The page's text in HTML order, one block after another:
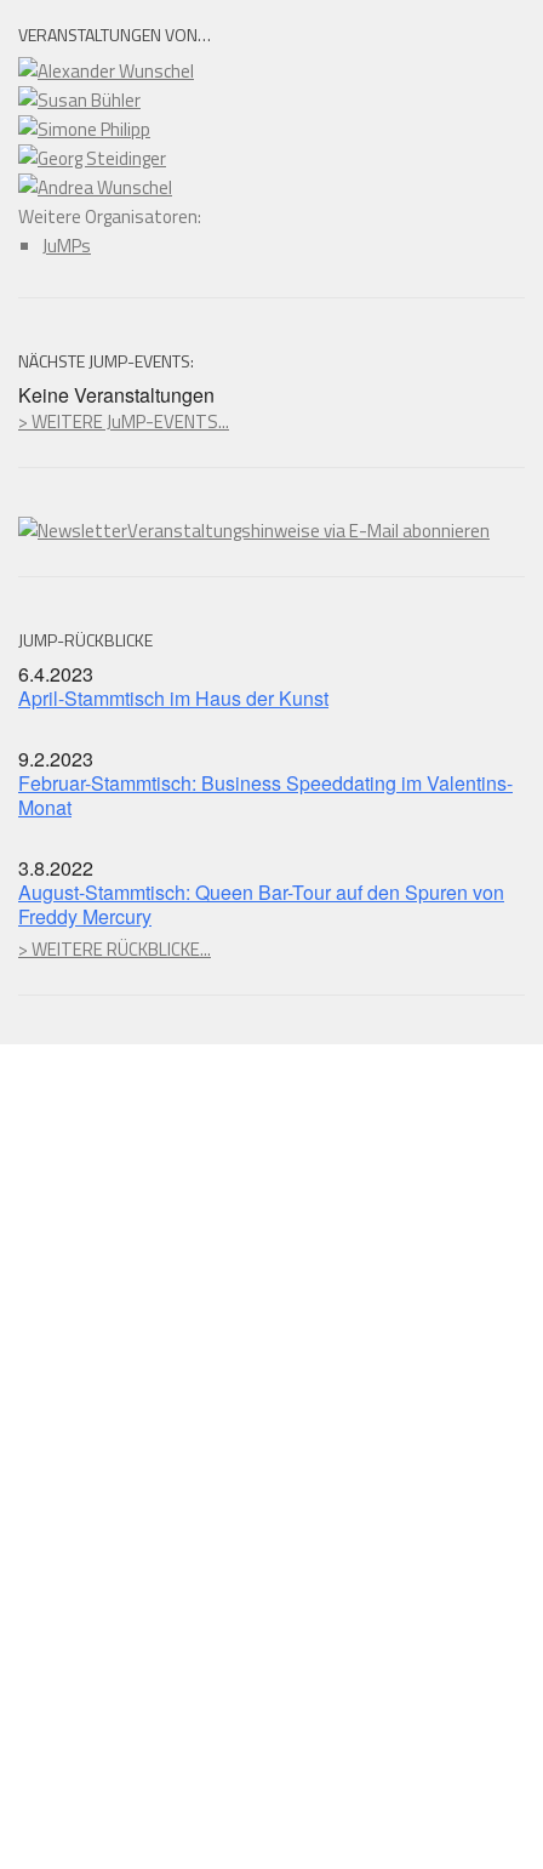
VERANSTALTUNGEN VON…
Weitere Organisatoren:
JuMPs
NÄCHSTE JUMP-EVENTS:
Keine Veranstaltungen
> WEITERE JuMP-EVENTS...
Veranstaltungshinweise via E-Mail abonnieren
JUMP-RÜCKBLICKE
6.4.2023
April-Stammtisch im Haus der Kunst
9.2.2023
Februar-Stammtisch: Business Speeddating im Valentins-
Monat
3.8.2022
August-Stammtisch: Queen Bar-Tour auf den Spuren von
Freddy Mercury
> WEITERE RÜCKBLICKE...